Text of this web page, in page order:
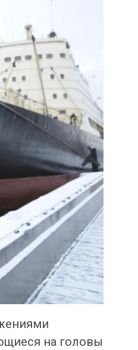
на головы